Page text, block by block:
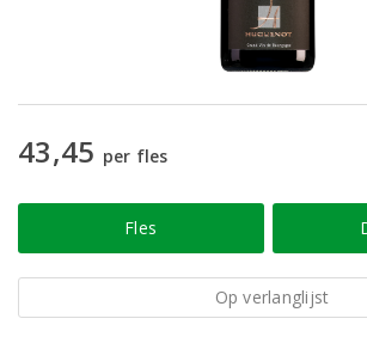
43,45 per fles
Fles
Op verlanglijst